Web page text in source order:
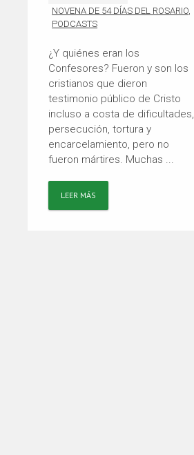
NOVENA DE 54 DÍAS DEL ROSARIO,
PODCASTS
¿Y quiénes eran los
Confesores? Fueron y son los
cristianos que dieron
testimonio público de Cristo
incluso a costa de dificultades,
persecución, tortura y
encarcelamiento, pero no
fueron mártires. Muchas ...
LEER MÁS